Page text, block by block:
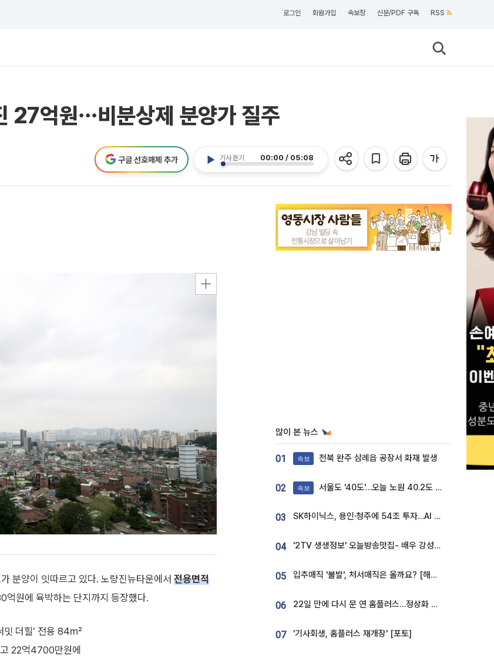
로그인 회원가입 속보창 신문/PDF 구독 RSS
27억원⋯비분상제 분양가 질주
기사 듣기 00:00 / 05:08
구글 선호매체 추가
분양이 잇따르고 있다. 노량진뉴타운에서 전용면적
원에 육박하는 단지까지 등장했다.
밋 더힐’ 전용 84㎡
22억4700만원에
많이 본 뉴스
01 속보 전북 완주 삼례읍 공장서 화재 발생
02 속보 서울도 '40도'…오늘 노원 40.2도 기록
03 SK하이닉스, 용인·청주에 54조 투자…AI 메모리 생산기지 키운다
04 '2TV 생생정보' 오늘방송맛집- 배우 강성진 단골! 쌀국수ㆍ푸팟퐁 커리 맛집 '블○○○'
05 입추매직 '불발', 처서매직은 올까요? [해시태그]
06 22일 만에 다시 문 연 홈플러스…정상화 바쁜데 재고 없어 ‘발동동’[가보니]
07 '기사회생, 홈플러스 재개장' [포토]